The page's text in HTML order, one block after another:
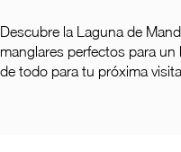
Descubre la Laguna de
manglares perfectos para
de todo para tu próxima